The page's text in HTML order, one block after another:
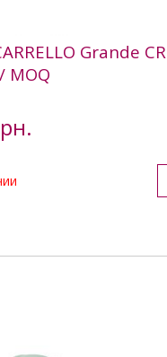
Grande
MOQ